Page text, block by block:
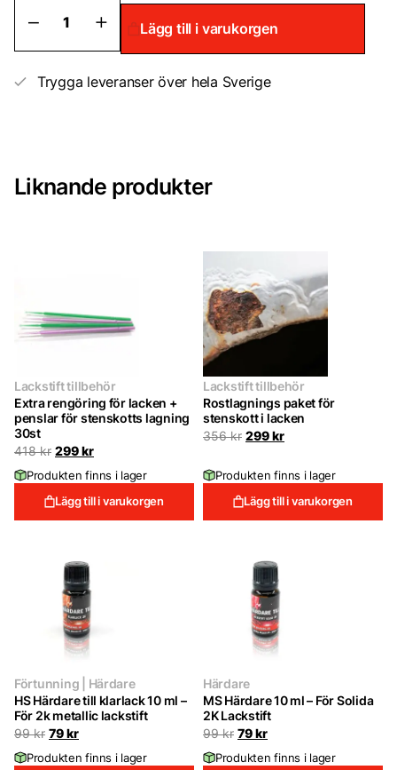
Honda
Bättringsfärg
/
mängd
Lägg till i varukorgen
Trygga leveranser över hela Sverige
Liknande produkter
Lackstift tillbehör
Extra rengöring för lacken +
penslar för stenskotts lagning
30st
418kr Det
priset
418 kr.
299krDet
priset
299 kr.
Produkten finns i lager
Lägg till i varukorgen
Lackstift tillbehör
Rostlagnings paket för
stenskott i lacken
356kr Det
var:
299krDet
är:
Produkten finns i lager
Lägg till i varukorgen
Förtunning | Härdare
HS Härdare till klarlack 10 ml –
För 2k metallic lackstift
99kr Det
priset
79krDet
priset
Produkten finns i lager
Härdare
MS Härdare 10 ml – För Solida
2K Lackstift
99kr Det
priset
79krDet
priset
Produkten finns i lager